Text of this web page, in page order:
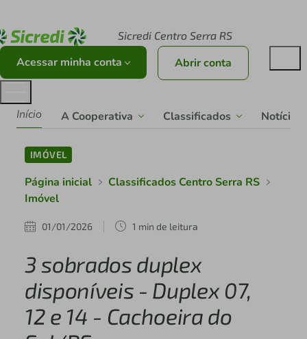
Sicredi Centro Serra RS
Acessar minha conta Abrir conta
Início A Cooperativa Classificados Notícias
IMÓVEL
Página inicial
Classificados Centro Serra RS
Imóvel
01/01/2026 1 min de leitura
3 sobrados duplex
disponíveis - Duplex 07,
12 e 14 - Cachoeira do